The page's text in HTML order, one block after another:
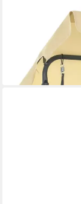
Cremeweiß
229,45 €
leider ausverkauft